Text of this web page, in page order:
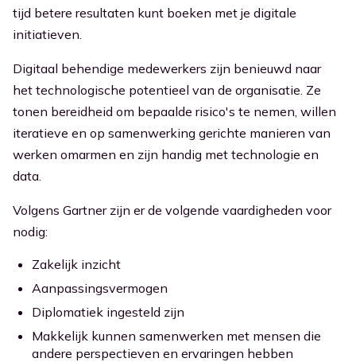
tijd betere resultaten kunt boeken met je digitale
initiatieven.
Digitaal behendige medewerkers zijn benieuwd naar
het technologische potentieel van de organisatie. Ze
tonen bereidheid om bepaalde risico's te nemen, willen
iteratieve en op samenwerking gerichte manieren van
werken omarmen en zijn handig met technologie en
data.
Volgens Gartner zijn er de volgende vaardigheden voor
nodig:
Zakelijk inzicht
Aanpassingsvermogen
Diplomatiek ingesteld zijn
Makkelijk kunnen samenwerken met mensen die
andere perspectieven en ervaringen hebben